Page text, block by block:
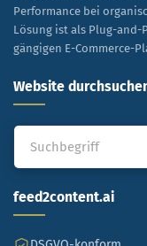
Performance bei
Lösung ist als Plug-
gängigen E-Commerce-
Website
feed2content.ai